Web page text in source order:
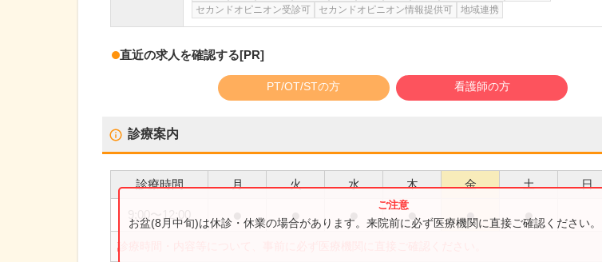
セカンドオピニオン受診可
セカンドオピニオン情報提供可 地域連携
直近の求人を確認する[PR]
PT/OT/STの方 看護師の方
診療案内
診療時間 月 火 水 木 金 土 日
9:00 12:00 ● ● ● ● ●
診療時間・内容等について、事前に必ず医療機関に直接ご確認ください。
お盆(8月中旬)は休診・休業の場合があります。来院前に必ず医療機関に直接ご確認ください。